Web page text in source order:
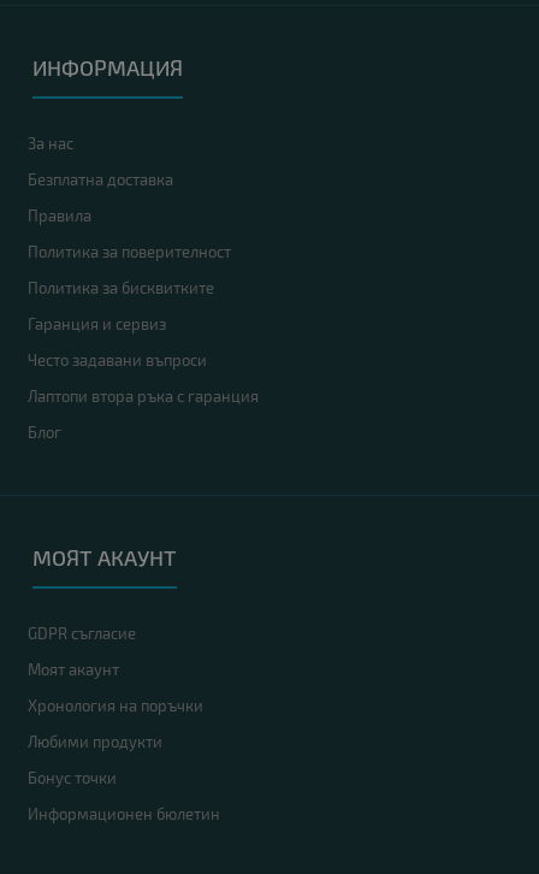
ИНФОРМАЦИЯ
За нас
Безплатна доставка
Правила
Политика за поверителност
Политика за бисквитките
Гаранция и сервиз
Често задавани въпроси
Лаптопи втора ръка с гаранция
Блог
МОЯТ АКАУНТ
GDPR съгласие
Моят акаунт
Хронология на поръчки
Любими продукти
Бонус точки
Информационен бюлетин